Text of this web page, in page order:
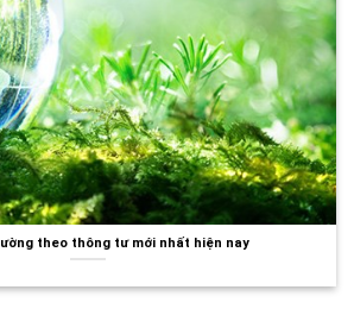
theo thông tư mới nhất hiện nay